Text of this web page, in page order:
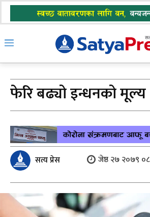
फेरि बढ्यो इन्धनको मूल्य
सत्य प्रेस जेष्ठ २७ २०७९